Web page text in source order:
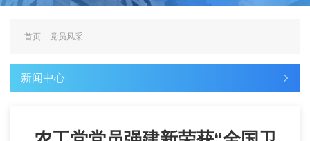
首页 - 党员风采
新闻中心